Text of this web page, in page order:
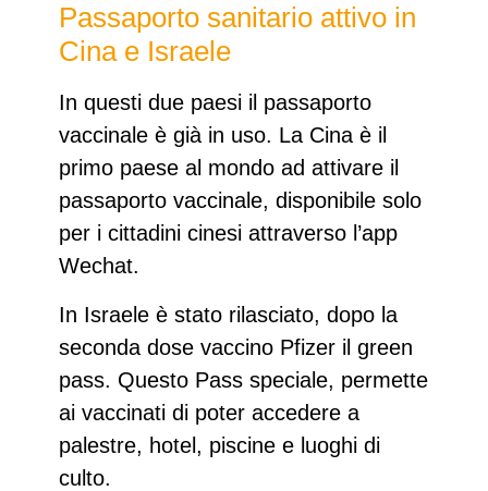
Passaporto sanitario attivo in
Cina e Israele
In questi due paesi il passaporto
vaccinale è già in uso. La Cina è il
primo paese al mondo ad attivare il
passaporto vaccinale, disponibile solo
per i cittadini cinesi attraverso l’app
Wechat.
In Israele è stato rilasciato, dopo la
seconda dose vaccino Pfizer il green
pass. Questo Pass speciale, permette
ai vaccinati di poter accedere a
palestre, hotel, piscine e luoghi di
culto.